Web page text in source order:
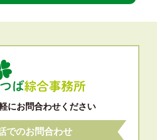
にお問合わせください
でのお問合わせ